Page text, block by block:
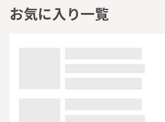
お気に入り一覧